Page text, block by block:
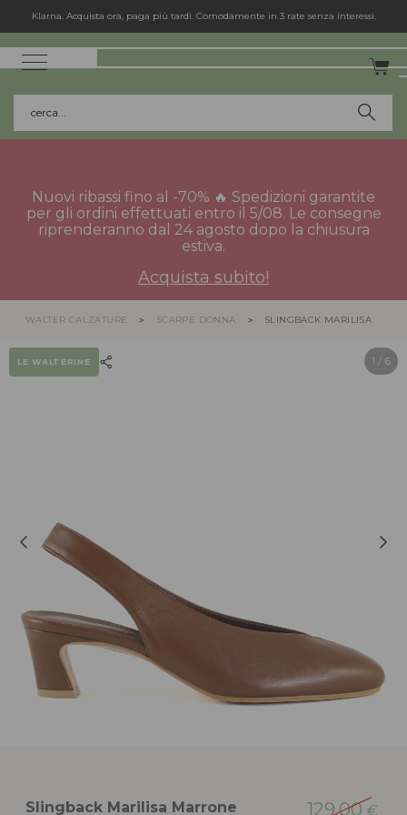
Klarna. Acquista ora, paga più tardi. Comodamente in 3 rate senza interessi.
cerca...
Nuovi ribassi fino al -70% 🔥 Spedizioni garantite
per gli ordini effettuati entro il 5/08. Le consegne
riprenderanno dal 24 agosto dopo la chiusura
estiva.
Acquista subito!
WALTER CALZATURE SCARPE DONNA SLINGBACK MARILISA
1 / 6
LE WALTERINE
Slingback Marilisa Marrone 129,00 €